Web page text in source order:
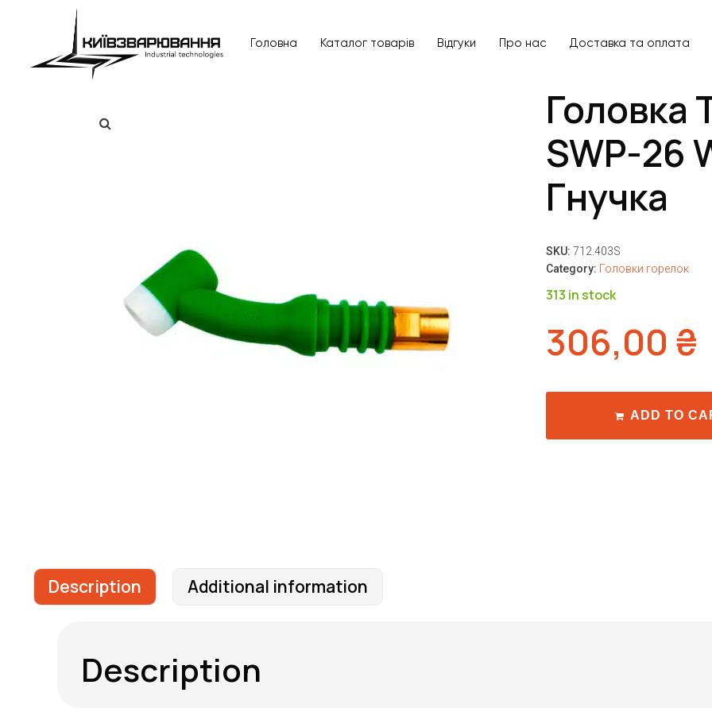
Головна Каталог товарів Відгуки Про нас Доставка та оплата
Головка
SWP-26
Гнучка
SKU: 712.403S
Category: Головки горелок
313 in stock
306,00 ₴
ADD TO
Description Additional information
Description
Доставка та оплата
Повернення та обмін